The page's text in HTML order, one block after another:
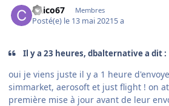
Chico67 Membres
Posté(e) le 13 mai 20215 a
Il y a 23 heures, dbalternative a dit :
oui je viens juste il y a 1 heure
simmarket, aerosoft et just flight ! on
première mise à jour avant de leur